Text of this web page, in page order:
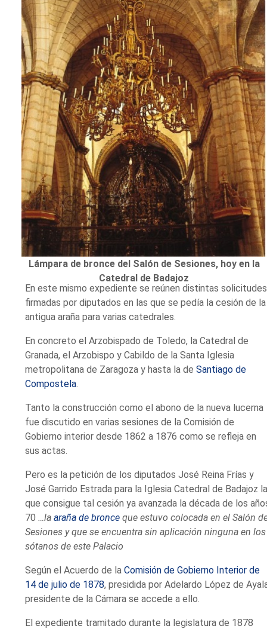
Lámpara de bronce del Salón de Sesiones, hoy en la
Catedral de Badajoz
En este mismo expediente se reúnen distintas solicitudes
firmadas por diputados en las que se pedía la cesión de la
antigua araña para varias catedrales.
En concreto el Arzobispado de Toledo, la Catedral de
Granada, el Arzobispo y Cabildo de la Santa Iglesia
metropolitana de Zaragoza y hasta la deSantiago de
Compostela
Tanto la construcción como el abono de la nueva lucerna
fue discutido en varias sesiones de la Comisión de
Gobierno interior desde 1862 a 1876 como se refleja en
sus actas.
Pero es la petición de los diputados José Reina Frías y
José Garrido Estrada para la Iglesia Catedral de Badajoz
que consigue tal cesión ya avanzada la década de los
70 …laaraña de bronce que estuvo colocada en el Salón
Sesiones y que se encuentra sin aplicación ninguna en los
sótanos de este Palacio
Según el Acuerdo de laComisión de Gobierno Interior de
14 de julio de 1878, presidida por Adelardo López de
presidente de la Cámara se accede a ello.
El expediente tramitado durante la legislatura de 1878